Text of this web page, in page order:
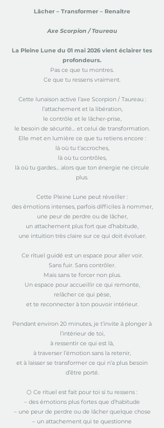
Lâcher – Transformer – Renaître
Axe Scorpion / Taureau
La Pleine Lune du 01 mai 2026 vient éclairer tes
profondeurs.
Pas ce que tu montres.
Ce que tu ressens vraiment.
Cette lunaison active l’axe Scorpion / Taureau :
l’attachement et la libération,
le contrôle et le lâcher-prise,
le besoin de sécurité… et celui de transformation.
Elle met en lumière ce que tu retiens encore :
là où tu t’accroches,
là où tu contrôles,
là où tu gardes… alors que ton énergie ne circule
plus.
Cette Pleine Lune peut réveiller :
des émotions intenses, parfois difficiles à nommer,
une peur de perdre ou de lâcher,
un attachement plus fort que d’habitude,
une intuition très claire sur ce qui doit évoluer.
Ce rituel guidé est un espace pour aller voir.
Sans fuir. Sans contrôler.
Mais sans te forcer non plus.
Un espace pour accueillir ce qui remonte,
relâcher ce qui pèse,
et te reconnecter à ton pouvoir intérieur.
Pendant environ 20 minutes, je t’invite à plonger à
l’intérieur de toi,
à ressentir ce qui est là,
à traverser l’émotion sans la retenir,
et à laisser se transformer ce qui n’a plus besoin
d’être porté.
🌕 Ce rituel est fait pour toi si tu ressens :
– des émotions plus fortes que d’habitude
– une peur de perdre ou de lâcher quelque chose
– un attachement qui te questionne